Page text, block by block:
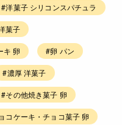
#洋菓子 シリコンスパチュラ
菓子
キ 卵 #卵 パン
#濃厚 洋菓子
#その他焼き菓子 卵
コケーキ・チョコ菓子 卵